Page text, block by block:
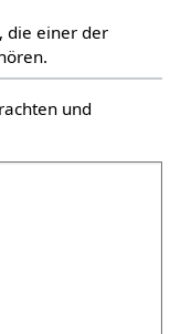
die einer der
und